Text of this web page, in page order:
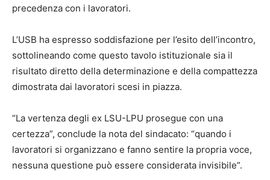
precedenza con i lavoratori.
L’USB ha espresso soddisfazione per l’esito dell’incontro,
sottolineando come questo tavolo istituzionale sia il
risultato diretto della determinazione e della compattezza
dimostrata dai lavoratori scesi in piazza.
“La vertenza degli ex LSU-LPU prosegue con una
certezza”, conclude la nota del sindacato: “quando i
lavoratori si organizzano e fanno sentire la propria voce,
nessuna questione può essere considerata invisibile”.